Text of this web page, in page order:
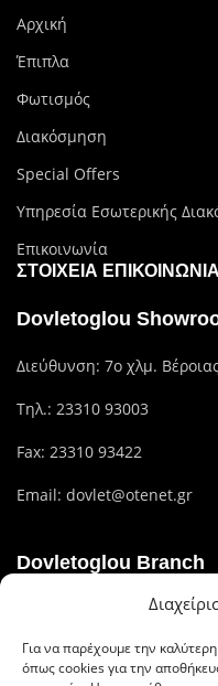
Για να παρέχουμε την
όπως cookies για την
Αρχική
Έπιπλα
Φωτισμός
Διακόσμηση
Special Offers
Υπηρεσία Εσωτερικής
Επικοινωνία
ΣΤΟΙΧΕΊΑ
Dovletoglou
Διεύθυνση: 7ο χλμ.
Τηλ.: 23310 93003
Fax: 23310 93422
Email: dovlet@otenet.gr
Dovletoglou Branch
Διεύθυνση: Πίνδου 17,
Τηλ.: 23310 60376